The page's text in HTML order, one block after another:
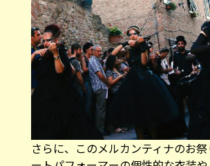
さらに、このメルカンティナのお